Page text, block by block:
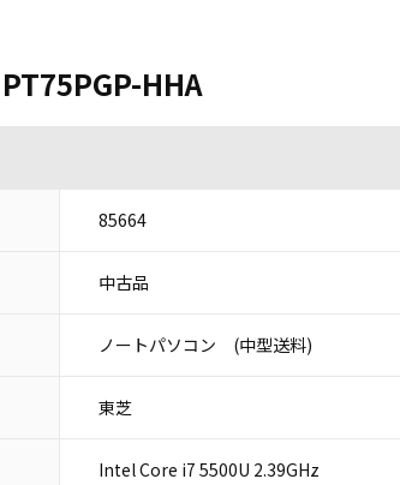
HHA
85664
中古品
ノートパソコン (中型送料)
東芝
Intel Core i7 5500U 2.39GHz